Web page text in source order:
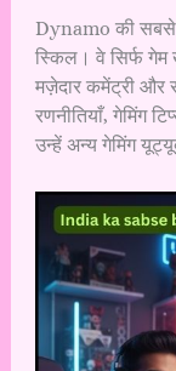
Dynamo की सबसे
स्किल। वे सिर्फ गेम
मज़ेदार कमेंट्री और
रणनीतियाँ, गेमिंग
उन्हें अन्य गेमिंग